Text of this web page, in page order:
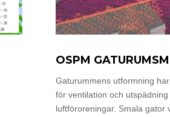
OSPM
Gaturummens utformning
för ventilation och utspädning
luftföroreningar. Smala gator